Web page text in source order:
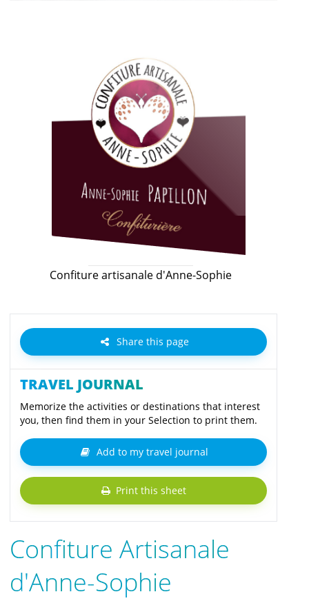
Confiture Artisanale
d'Anne-Sophie
Confiture artisanale d'Anne-Sophie
Share this page
TRAVEL JOURNAL
Memorize the activities or destinations that interest
you, then find them in your Selection to print them.
Add to my travel journal
Print this sheet